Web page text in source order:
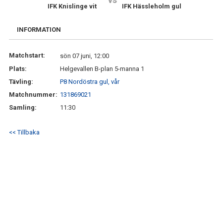
MATCHER
TRUPPEN
DOKUMENT
IFK Knislinge vit IFK Hässleholm gul
INFORMATION
Matchstart:
sön 07 juni, 12:00
Plats:
Helgevallen B-plan 5-manna 1
Tävling:
P8 Nordöstra gul, vår
Matchnummer: 131869021
Samling:
11:30
<< Tillbaka